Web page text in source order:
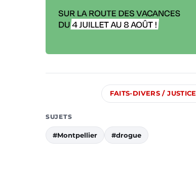
FAITS-DIVERS / JUSTICE
SUJETS
#Montpellier #drogue